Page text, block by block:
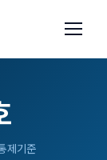
제기준